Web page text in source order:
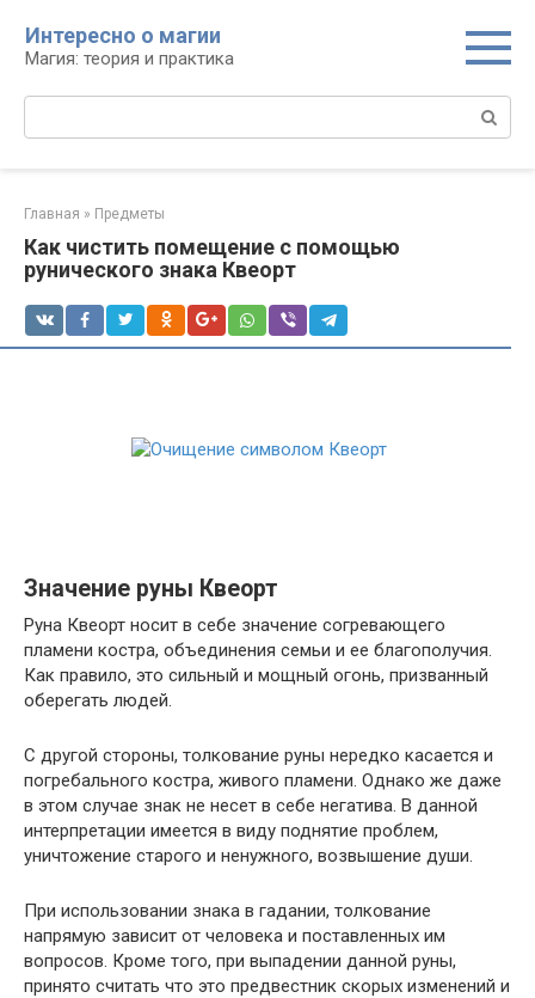
контенту
Интересно о магии
Магия: теория и практика
Главная » Предметы
Как чистить помещение с помощью
рунического знака Квеорт
Значение руны Квеорт
Руна Квеорт носит в себе значение согревающего
пламени костра, объединения семьи и ее благополучия.
Как правило, это сильный и мощный огонь, призванный
оберегать людей.
С другой стороны, толкование руны нередко касается и
погребального костра, живого пламени. Однако же даже
в этом случае знак не несет в себе негатива. В данной
интерпретации имеется в виду поднятие проблем,
уничтожение старого и ненужного, возвышение души.
При использовании знака в гадании, толкование
напрямую зависит от человека и поставленных им
вопросов. Кроме того, при выпадении данной руны,
принято считать что это предвестник скорых изменений и